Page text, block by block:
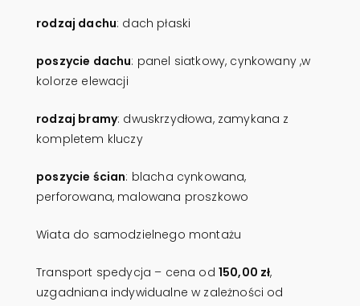
rodzaj dachu: dach płaski
poszycie dachu: panel siatkowy, cynkowany ,w
kolorze elewacji
rodzaj bramy: dwuskrzydłowa, zamykana z
kompletem kluczy
poszycie ścian: blacha cynkowana,
perforowana, malowana proszkowo
Wiata do samodzielnego montażu
Transport spedycja – cena od 150,00 zł,
uzgadniana indywidualne w zależności od